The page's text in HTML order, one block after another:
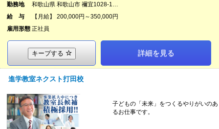
勤務地
和歌山県 和歌山市 禰宜1028-1…
給 与
【月給】 200,000円～350,000円
雇用形態 正社員
キープする 詳細を見る
進学教室ネクスト打田校
子どもの「未来」をつくるやりがいのあ
るお仕事です。